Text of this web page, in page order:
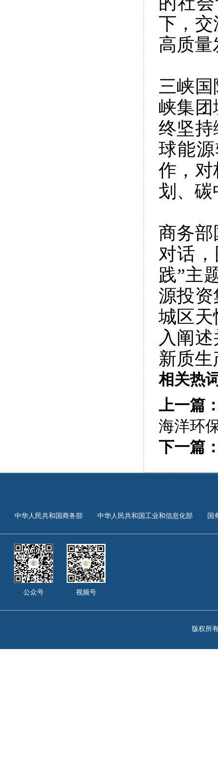
下，交
高质量
三峡
峡集团
终坚持
球能
作，对
划、碳
商务部
对话
践”主
源投资
城区天
入阐
新质生
相关热
上一篇
海洋环
下一篇
中华人民共和国商务部 中华人民共和国工业和信息化部 国
公众号 视频号
版权所